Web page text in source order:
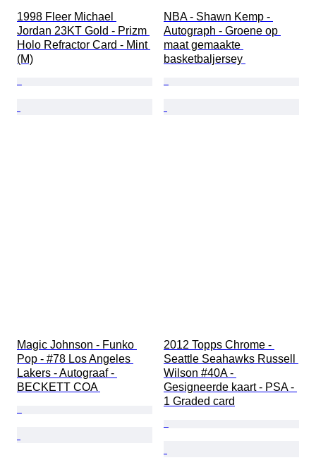
1998 Fleer Michael
Jordan 23KT Gold - Prizm
Holo Refractor Card - Mint
(M)
NBA - Shawn Kemp -
Autograph - Groene op
maat gemaakte
basketbaljersey
Magic Johnson - Funko
Pop - #78 Los Angeles
Lakers - Autograaf -
BECKETT COA
2012 Topps Chrome -
Seattle Seahawks Russell
Wilson #40A -
Gesigneerde kaart - PSA -
1 Graded card